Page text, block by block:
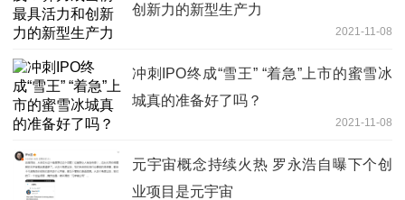
创新力的新型生产力
2021-11-08
冲刺IPO终成“雪王” “着急”上市的蜜雪冰
城真的准备好了吗？
2021-11-08
元宇宙概念持续火热 罗永浩自曝下个创
业项目是元宇宙